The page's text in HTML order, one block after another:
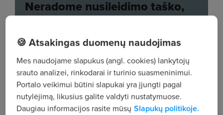
🍪 Atsakingas duomenų naudojimas
Mes naudojame slapukus (angl. cookies) lankytojų
srauto analizei, rinkodarai ir turinio suasmeninimui.
Portalo veikimui būtini slapukai yra įjungti pagal
nutylėjimą, likusius galite valdyti nustatymuose.
Daugiau informacijos rasite mūsų Slapukų politikoje.